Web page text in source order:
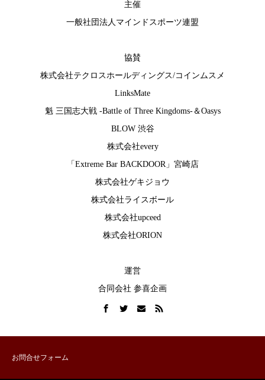
主催
一般社団法人マインドスポーツ連盟
協賛
株式会社テクロスホールディングス/コインムスメ
LinksMate
魁 三国志大戦 -Battle of Three Kingdoms-＆Oasys
BLOW 渋谷
株式会社every
「Extreme Bar BACKDOOR」宮崎店
株式会社ゲキジョウ
株式会社ライスボール
株式会社upceed
株式会社ORION
運営
合同会社 参喜企画
お問合せフォーム